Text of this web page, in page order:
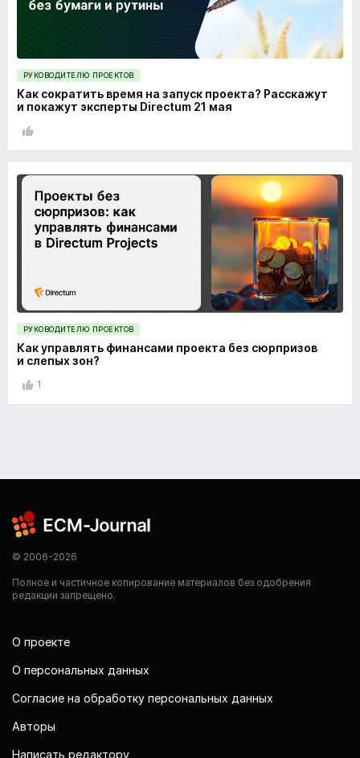
РУКОВОДИТЕЛЮ ПРОЕКТОВ
Как сократить время на запуск проекта? Расскажут
и покажут эксперты Directum 21 мая
РУКОВОДИТЕЛЮ ПРОЕКТОВ
Как управлять финансами проекта без сюрпризов
и слепых зон?
1
© 2006-2026
Полное и частичное копирование материалов без одобрения
редакции запрещено.
О проекте
О персональных данных
Согласие на обработку персональных данных
Авторы
Написать редактору